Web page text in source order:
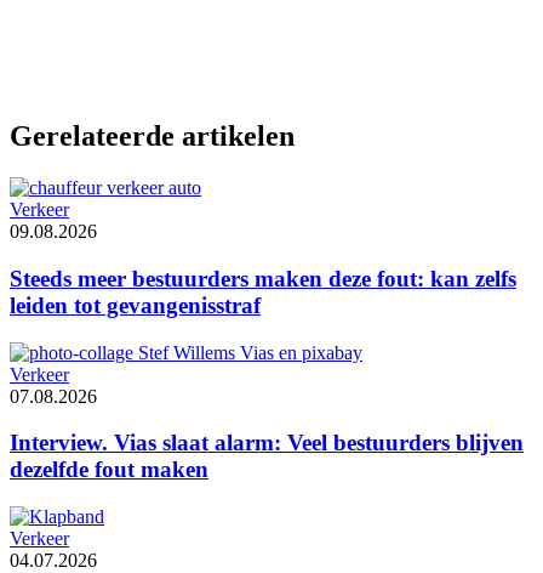
Gerelateerde artikelen
Verkeer
09.08.2026
Steeds meer bestuurders maken deze fout: kan zelfs
leiden tot gevangenisstraf
Verkeer
07.08.2026
Interview. Vias slaat alarm: Veel bestuurders blijven
dezelfde fout maken
Verkeer
04.07.2026